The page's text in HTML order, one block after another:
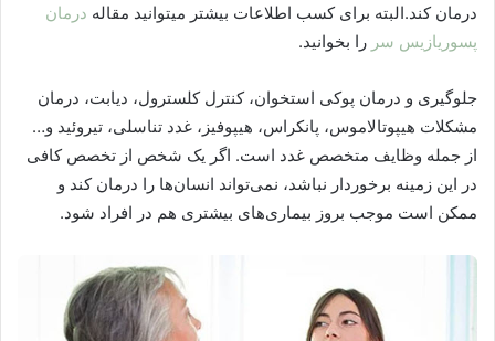
درمان کند.البته برای کسب اطلاعات بیشتر میتوانید مقاله درمان
پسوریازیس سر را بخوانید.
جلوگیری و درمان پوکی استخوان، کنترل کلسترول، دیابت، درمان
مشکلات هیپوتالاموس، پانکراس، هیپوفیز، غدد تناسلی، تیروئید و…
از جمله وظایف متخصص غدد است. اگر یک شخص از تخصص کافی
در این زمینه برخوردار نباشد، نمی‌تواند انسان‌ها را درمان کند و
ممکن است موجب بروز بیماری‌های بیشتری هم در افراد شود.